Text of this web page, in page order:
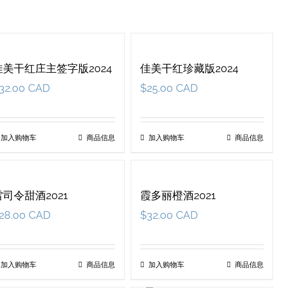
美干红庄主签字版2024
CAD
加入购物车 商品信息
佳美干红珍藏版2024
$25.00 CAD
加入购物车 商品信息
司令甜酒2021
CAD
加入购物车 商品信息
霞多丽橙酒2021
$32.00 CAD
加入购物车 商品信息